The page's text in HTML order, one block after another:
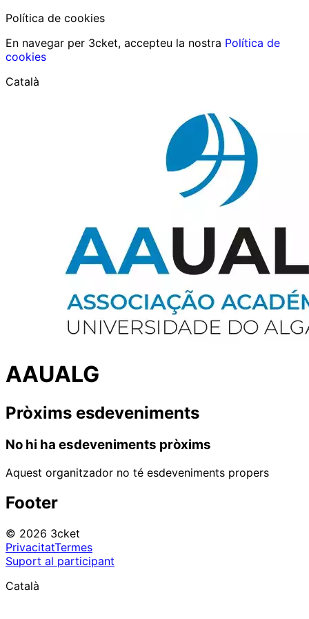
Política de cookies
En navegar per 3cket, accepteu la nostra Política de
cookies
Català
AAUALG
Pròxims esdeveniments
No hi ha esdeveniments pròxims
Aquest organitzador no té esdeveniments propers
Footer
© 2026 3cket
PrivacitatTermes
Suport al participant
Català